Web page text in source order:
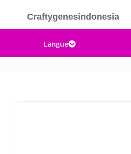
Craftygenesindonesia
Langue